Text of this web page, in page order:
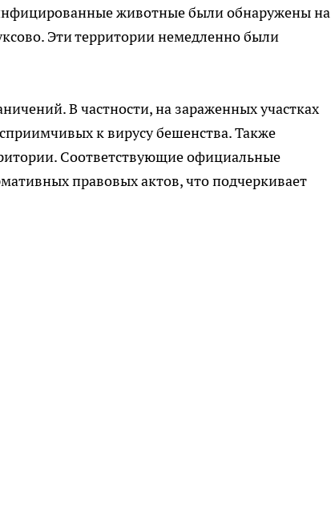
животные были обнаружены на
Эти территории немедленно были
В частности, на зараженных участках
к вирусу бешенства. Также
Соответствующие официальные
правовых актов, что подчеркивает